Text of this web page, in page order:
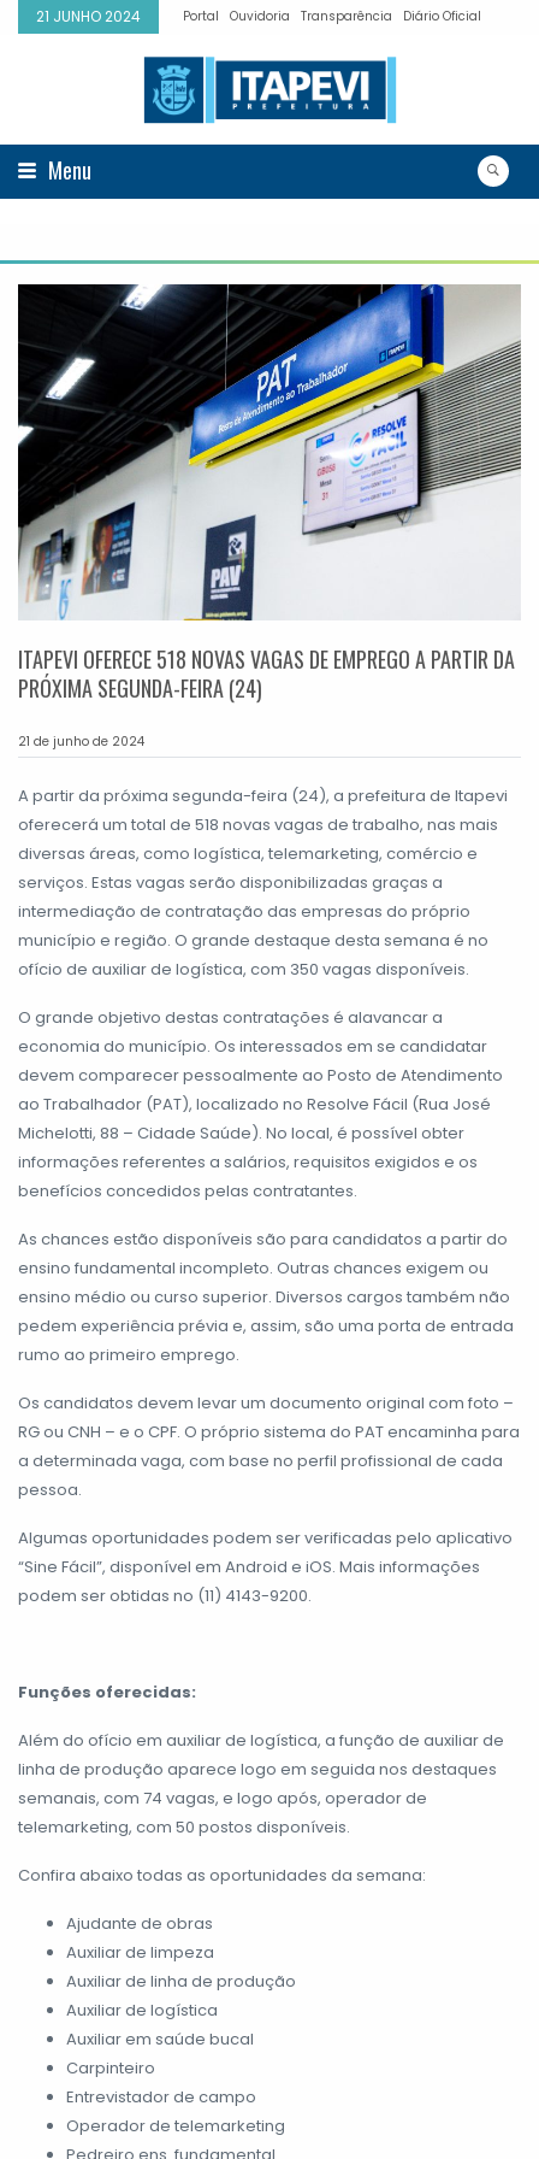
21 JUNHO 2024 Portal Ouvidoria Transparência Diário Oficial
Menu
ITAPEVI OFERECE 518 NOVAS VAGAS DE EMPREGO A PARTIR DA
PRÓXIMA SEGUNDA-FEIRA (24)
21 de junho de 2024
A partir da próxima segunda-feira (24), a prefeitura de Itapevi
oferecerá um total de 518 novas vagas de trabalho, nas mais
diversas áreas, como logística, telemarketing, comércio e
serviços. Estas vagas serão disponibilizadas graças a
intermediação de contratação das empresas do próprio
município e região. O grande destaque desta semana é no
ofício de auxiliar de logística, com 350 vagas disponíveis.
O grande objetivo destas contratações é alavancar a
economia do município. Os interessados em se candidatar
devem comparecer pessoalmente ao Posto de Atendimento
ao Trabalhador (PAT), localizado no Resolve Fácil (Rua José
Michelotti, 88 – Cidade Saúde). No local, é possível obter
informações referentes a salários, requisitos exigidos e os
benefícios concedidos pelas contratantes.
As chances estão disponíveis são para candidatos a partir do
ensino fundamental incompleto. Outras chances exigem ou
ensino médio ou curso superior. Diversos cargos também não
pedem experiência prévia e, assim, são uma porta de entrada
rumo ao primeiro emprego.
Os candidatos devem levar um documento original com foto –
RG ou CNH – e o CPF. O próprio sistema do PAT encaminha para
a determinada vaga, com base no perfil profissional de cada
pessoa.
Algumas oportunidades podem ser verificadas pelo aplicativo
“Sine Fácil”, disponível em Android e iOS. Mais informações
podem ser obtidas no (11) 4143-9200.
Funções oferecidas:
Além do ofício em auxiliar de logística, a função de auxiliar de
linha de produção aparece logo em seguida nos destaques
semanais, com 74 vagas, e logo após, operador de
telemarketing, com 50 postos disponíveis.
Confira abaixo todas as oportunidades da semana:
Ajudante de obras
Auxiliar de limpeza
Auxiliar de linha de produção
Auxiliar de logística
Auxiliar em saúde bucal
Carpinteiro
Entrevistador de campo
Operador de telemarketing
Pedreiro ens. fundamental